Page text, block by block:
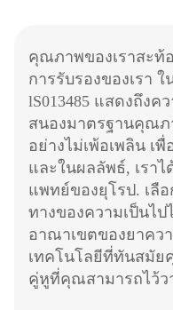
คุณภาพของเราสะ
การรับรองของเรา ใ
lS013485 แสดงถึงค
สนองมาตรฐานคุณภ
อย่างไม่เพ้อเพลิน เ
และในผลลัพธ์, เราไ
แพทย์ของยุโรป. เลื
ทางของความเป็นไ
อาณาเขตของยาคว
เทคโนโลยีที่ทันสมั
คู่หูที่คุณสามารถไว้ว